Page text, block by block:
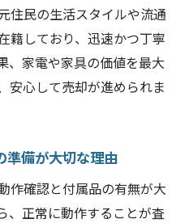
住民の生活スタイルや流通
籍しており、迅速かつ丁寧
、家電や家具の価値を最大
安心して売却が進められま
準備が大切な理由
作確認と付属品の有無が大
、正常に動作することが査